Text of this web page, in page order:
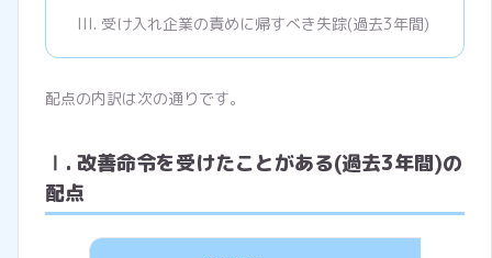
受け入れ企業の責めに帰すべき失踪(過去3年間)
配点の内訳は次の通りです。
Ⅰ. 改善命令を受けたことがある(過去3年間)の
配点